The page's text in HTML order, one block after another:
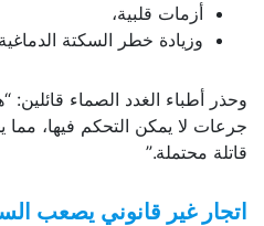
أزمات قلبية،
وزيادة خطر السكتة
وحذر أطباء الغدد الصماء
جرعات لا يمكن التحكم فيها، مما
قاتلة محتملة.”
اتجار غير قانوني يصعب